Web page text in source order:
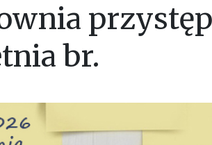
br.